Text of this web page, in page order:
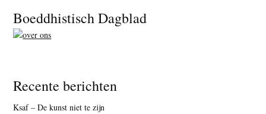
Footer
Boeddhistisch Dagblad
Recente berichten
Ksaf – De kunst niet te zijn